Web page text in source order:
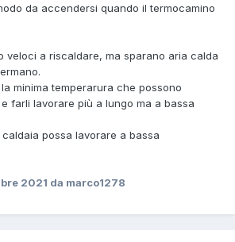
da accendersi quando il termocamino
veloci a riscaldare, ma sparano aria calda
minima temperarura che possono
farli lavorare più a lungo ma a bassa
possa lavorare a bassa
2021 da marco1278